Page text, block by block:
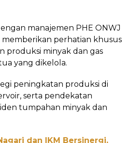
manajemen PHE ONWJ
memberikan perhatian khusus
produksi minyak dan gas
yang dikelola.
peningkatan produksi di
serta pendekatan
tumpahan minyak dan
dan IKM Bersinergi,